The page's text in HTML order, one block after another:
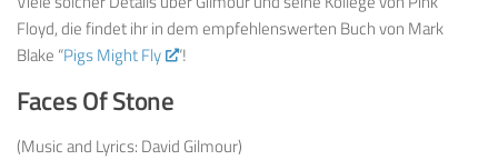
Floyd, die findet ihr in dem empfehlenswerten Buch von Mark
Blake “Pigs Might Fly “!
Faces Of Stone
(Music and Lyrics: David Gilmour)